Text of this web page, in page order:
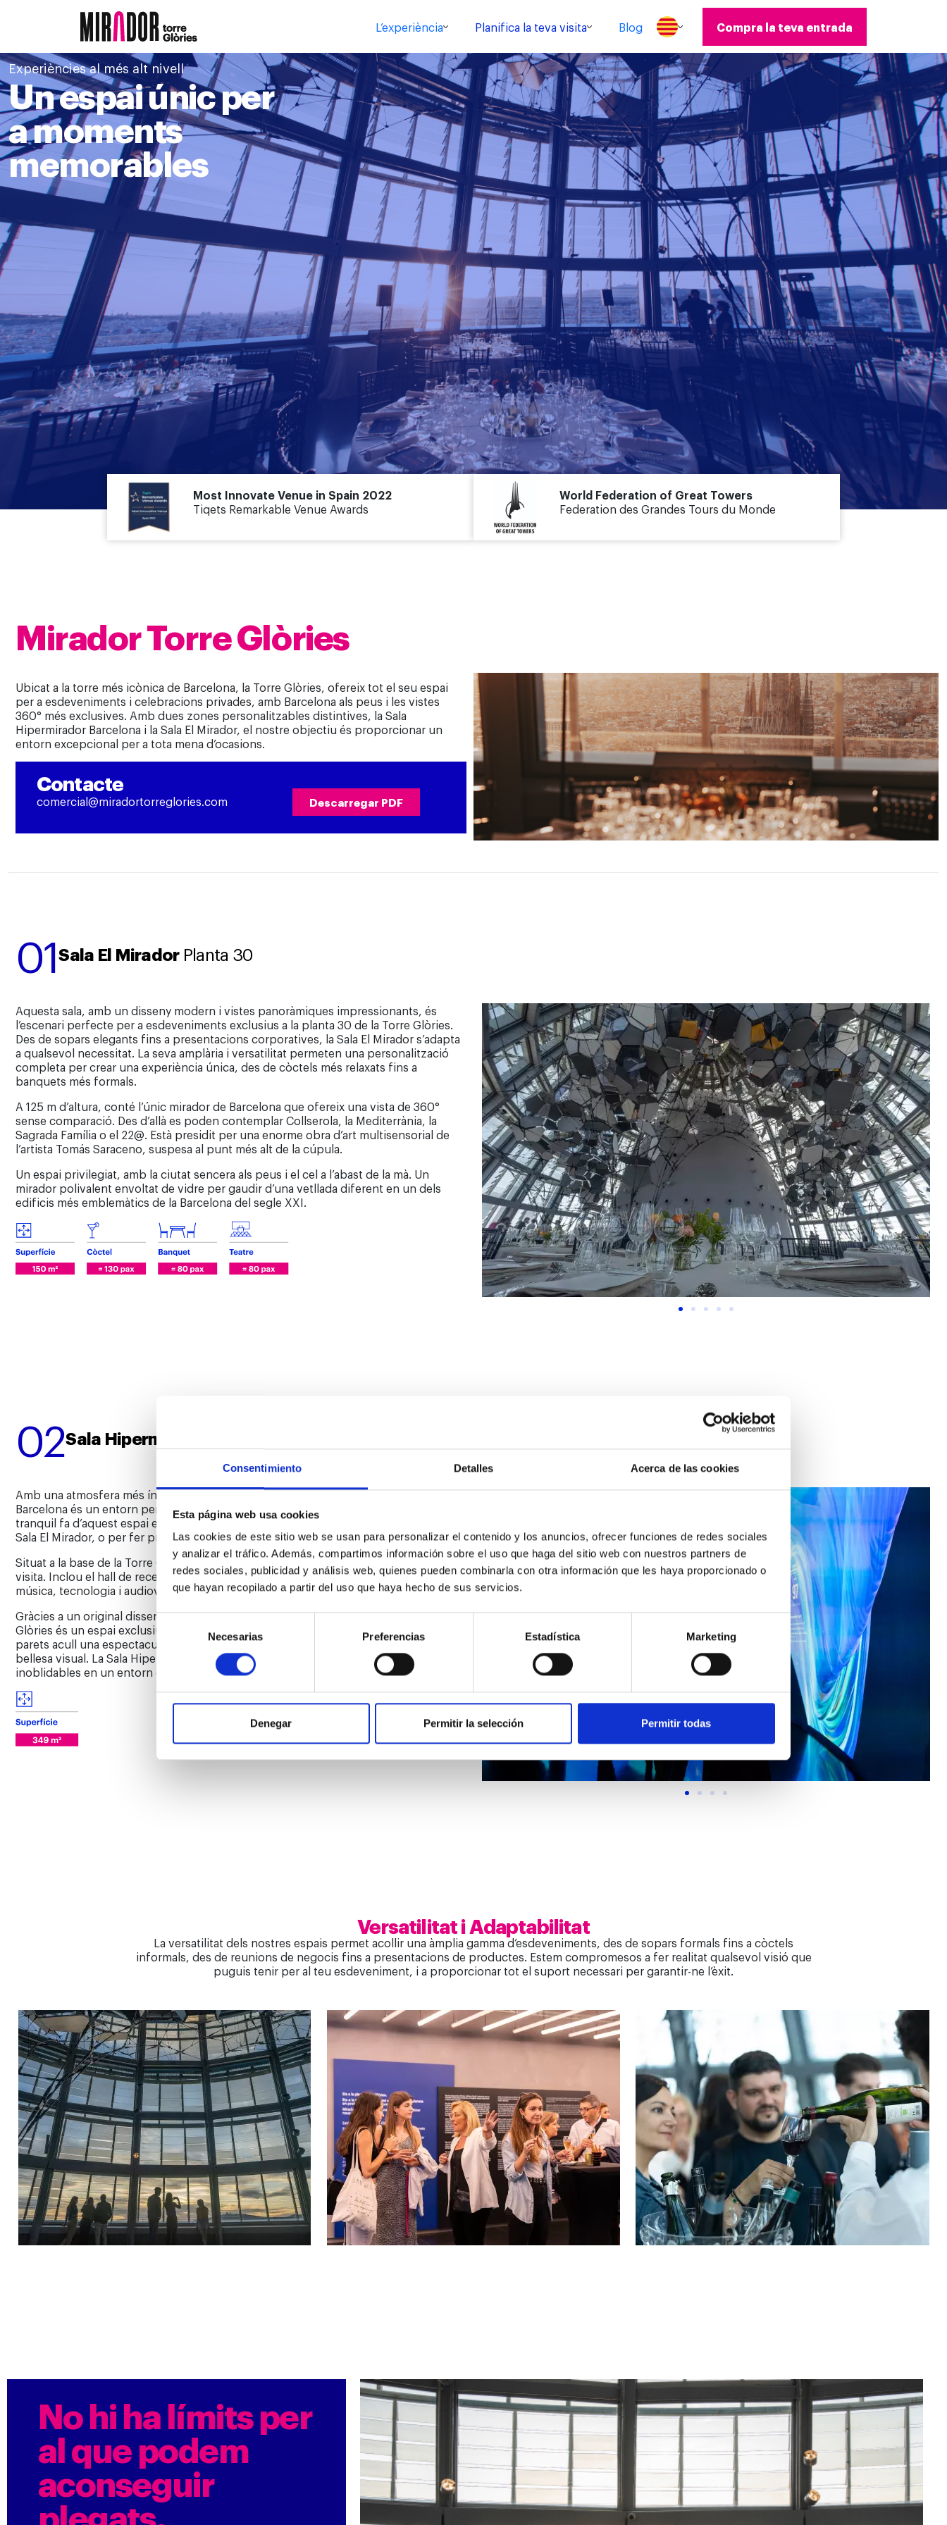
Consentimiento Detalles Acerca de las cookies
Esta página web usa cookies
Las cookies de este sitio web se usan para personalizar el contenido y los anuncios, ofrecer funciones de redes sociales
y analizar el tráfico. Además, compartimos información sobre el uso que haga del sitio web con nuestros partners de
redes sociales, publicidad y análisis web, quienes pueden combinarla con otra información que les haya proporcionado o
que hayan recopilado a partir del uso que haya hecho de sus servicios.
de
consentimiento
Necesarias Preferencias Estadística Marketing
Denegar Permitir la selección Permitir todas
L’experiència Planifica la teva visita Blog Compra la teva entrada
Experiències al més alt nivell
Un espai únic per
a moments
memorables
Most Innovate Venue in Spain 2022
Tiqets Remarkable Venue Awards
World Federation of Great Towers
Federation des Grandes Tours du Monde
Mirador Torre Glòries
Ubicat a la torre més icònica de Barcelona, la Torre Glòries, ofereix tot el seu espai
per a esdeveniments i celebracions privades, amb Barcelona als peus i les vistes
360° més exclusives. Amb dues zones personalitzables distintives, la Sala
Hipermirador Barcelona i la Sala El Mirador, el nostre objectiu és proporcionar un
entorn excepcional per a tota mena d’ocasions.
Contacte
comercial@miradortorreglories.com Descarregar PDF
01Sala El MiradorPlanta 30
Aquesta sala, amb un disseny modern i vistes panoràmiques impressionants, és
l’escenari perfecte per a esdeveniments exclusius a la planta 30 de la Torre Glòries.
Des de sopars elegants fins a presentacions corporatives, la Sala El Mirador s’adapta
a qualsevol necessitat. La seva amplària i versatilitat permeten una personalització
completa per crear una experiència única, des de còctels més relaxats fins a
banquets més formals.
A 125 m d’altura, conté l’únic mirador de Barcelona que ofereix una vista de 360°
sense comparació. Des d’allà es poden contemplar Collserola, la Mediterrània, la
Sagrada Família o el 22@. Està presidit per una enorme obra d’art multisensorial de
l’artista Tomás Saraceno, suspesa al punt més alt de la cúpula.
Un espai privilegiat, amb la ciutat sencera als peus i el cel a l’abast de la mà. Un
mirador polivalent envoltat de vidre per gaudir d’una vetllada diferent en un dels
edificis més emblemàtics de la Barcelona del segle XXI.
02Sala Hipermirador Barcelona
Amb una atmosfera més íntima i acollidora, a la planta –1, la Sala Hipermirador
Barcelona és un entorn perfecte per a esdeveniments selectes. El seu ambient
tranquil fa d’aquest espai el lloc ideal per a copes de benvinguda abans de pujar a la
Sala El Mirador, o per fer presentacions de productes.
Situat a la base de la Torre Glòries, Hipermirador Barcelona és la primera parada de la
visita. Inclou el hall de recepció i la sala expositiva, en la qual es combinen art,
música, tecnologia i audiovisuals de gran format.
Gràcies a un original disseny arquitectònic de secció elíptica, la planta –1 de la Torre
Glòries és un espai exclusiu i versàtil. La il·luminació és suau, relaxant; i una de les
parets acull una espectacular pantalla de 27 m de llarg amb projeccions de gran
bellesa visual. La Sala Hipermirador Barcelona ofereix l’oportunitat de crear moments
inoblidables en un entorn exclusiu.
Versatilitat i Adaptabilitat
La versatilitat dels nostres espais permet acollir una àmplia gamma d’esdeveniments, des de sopars formals fins a còctels
informals, des de reunions de negocis fins a presentacions de productes. Estem compromesos a fer realitat qualsevol visió que
puguis tenir per al teu esdeveniment, i a proporcionar tot el suport necessari per garantir-ne l’èxit.
No hi ha límits per
al que podem
aconseguir
plegats.